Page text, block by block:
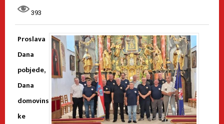
393
Proslava
Dana
pobjede,
Dana
domovins
ke